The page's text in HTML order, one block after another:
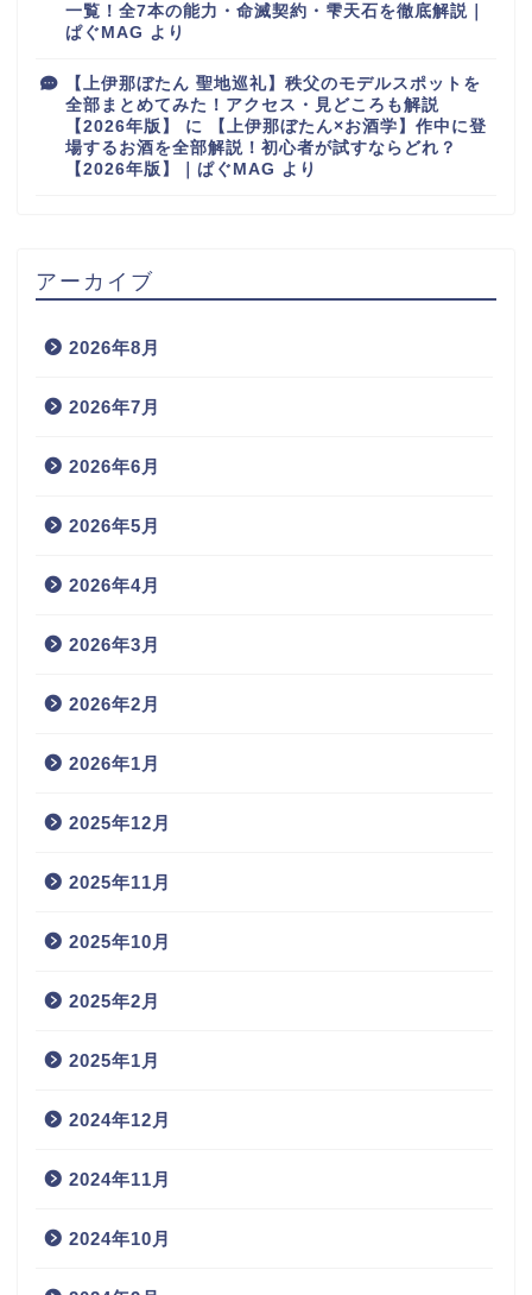
一覧！全7本の能力・命滅契約・雫天石を徹底解説｜
ぱぐMAG より
【上伊那ぼたん 聖地巡礼】秩父のモデルスポットを
全部まとめてみた！アクセス・見どころも解説
【2026年版】
に
【上伊那ぼたん×お酒学】作中に登
場するお酒を全部解説！初心者が試すならどれ？
【2026年版】｜ぱぐMAG より
アーカイブ
2026年8月
2026年7月
2026年6月
2026年5月
2026年4月
2026年3月
2026年2月
2026年1月
2025年12月
2025年11月
2025年10月
2025年2月
2025年1月
2024年12月
2024年11月
2024年10月